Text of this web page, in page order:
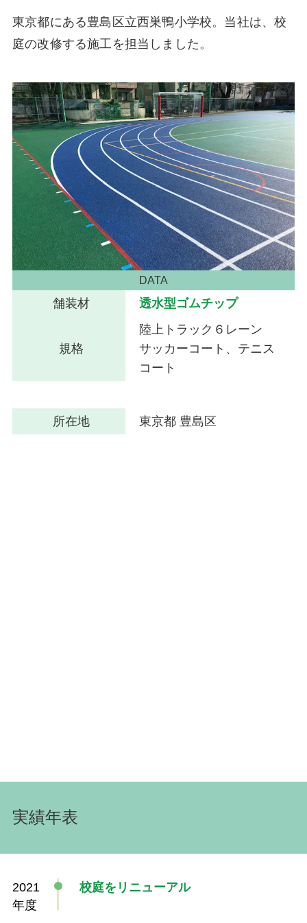
東京都にある豊島区立西巣鴨小学校。当社は、校
庭の改修する施工を担当しました。
DATA
舗装材 透水型ゴムチップ
規格
陸上トラック６レーン
サッカーコート、テニス
コート
所在地 東京都 豊島区
実績年表
2021
年度
校庭をリニューアル